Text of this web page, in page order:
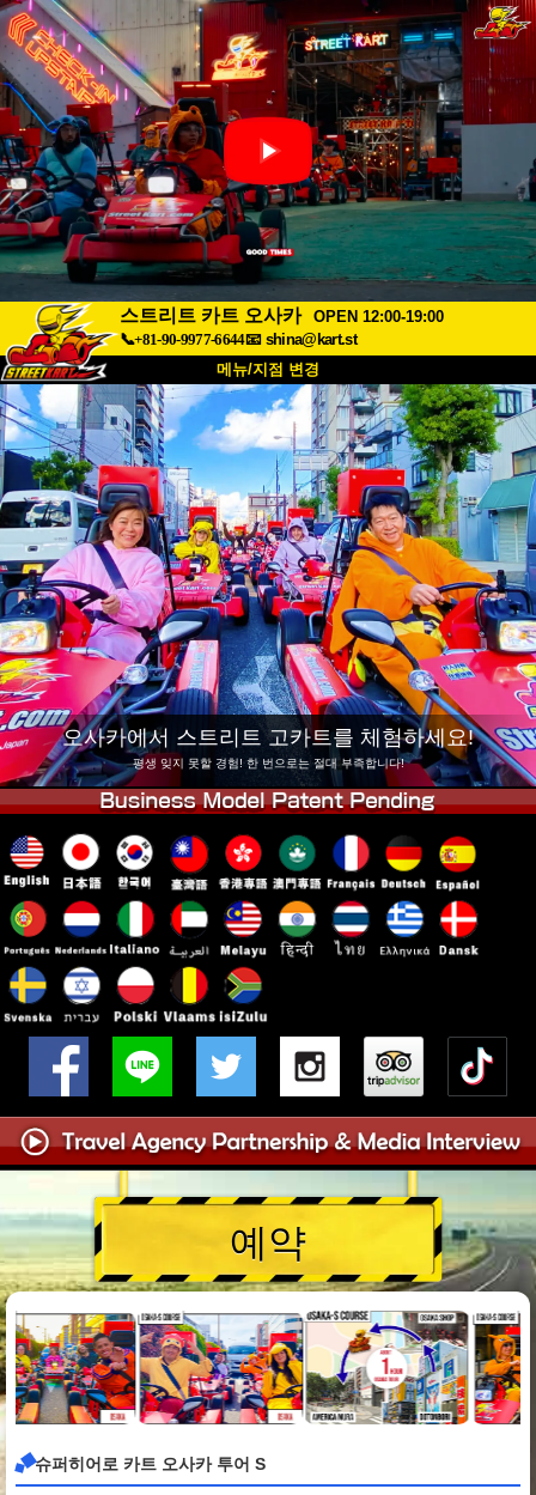
스트리트 카트 오사카
OPEN 12:00-19:00
📞+81-90-9977-6644📧 shina@kart.st
메뉴/지점 변경
최상단
소개 사양 가격
접근성 고객 리뷰 자주 묻는 질문
회사 정보 예약
지점 변경
도쿄 시나가와 #1 도쿄 아키하바라#1
도쿄 아키하바라#2 도쿄 시부야
도쿄 시부야 애넥스 도쿄 베이
도쿄 아사쿠사 오사카
오키나와
오사카에서 스트리트 고카트를 체험하세요!
평생 잊지 못할 경험! 한 번으로는 절대 부족합니다!
예약
슈퍼히어로 카트 오사카 투어 S